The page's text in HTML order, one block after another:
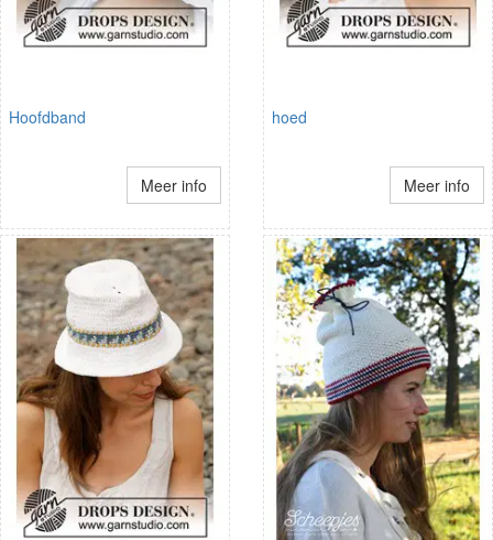
Hoofdband
Meer info
hoed
Meer info